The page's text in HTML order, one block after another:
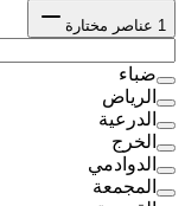
1 عناصر مختارة
ضباء
الرياض
الدرعية
الخرج
الدوادمي
المجمعة